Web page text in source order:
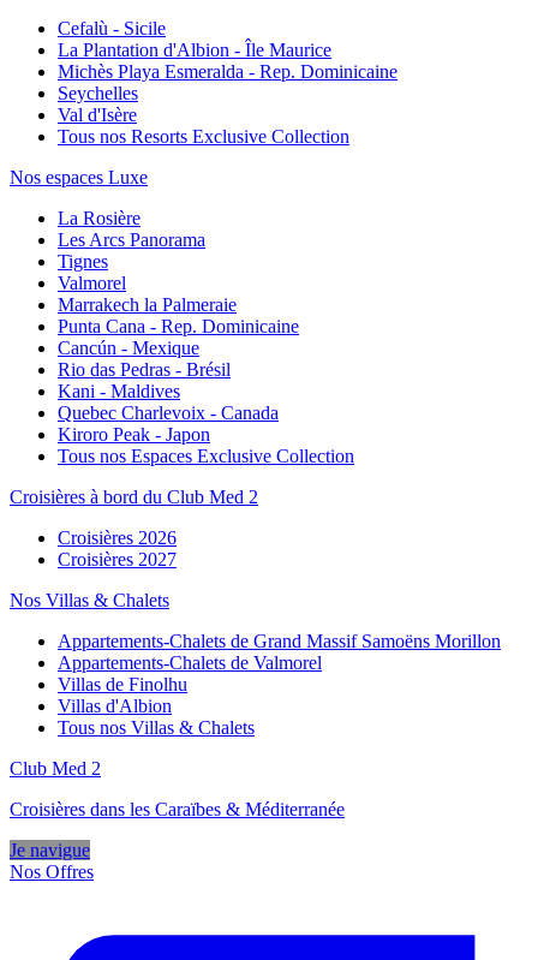
Cefalù - Sicile
La Plantation d'Albion - Île Maurice
Michès Playa Esmeralda - Rep. Dominicaine
Seychelles
Val d'Isère
Tous nos Resorts Exclusive Collection
Nos espaces Luxe
La Rosière
Les Arcs Panorama
Tignes
Valmorel
Marrakech la Palmeraie
Punta Cana - Rep. Dominicaine
Cancún - Mexique
Rio das Pedras - Brésil
Kani - Maldives
Quebec Charlevoix - Canada
Kiroro Peak - Japon
Tous nos Espaces Exclusive Collection
Croisières à bord du Club Med 2
Croisières 2026
Croisières 2027
Nos Villas & Chalets
Appartements-Chalets de Grand Massif Samoëns Morillon
Appartements-Chalets de Valmorel
Villas de Finolhu
Villas d'Albion
Tous nos Villas & Chalets
Club Med 2
Croisières dans les Caraïbes & Méditerranée
Je navigue
Nos Offres